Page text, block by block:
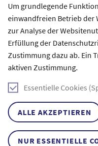
Um grundlegende
einwandfreien Betrieb der
zur Analyse der
Erfüllung der
Zustimmung dazu ab. Ein
aktiven Zustimmung.
Essentielle Cookies
ALLE AKZEPTIEREN
NUR ESSENTIELLE
MERKBLATT